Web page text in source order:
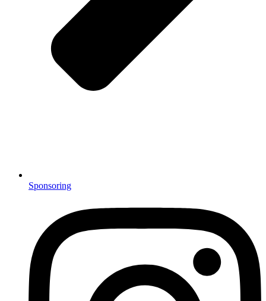
Sponsoring